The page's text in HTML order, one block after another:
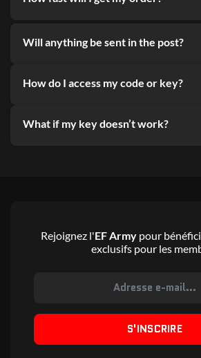
Will anything be sent in the post?
How do I access my code or key?
What if my key doesn’t work?
Rejoignez l'EF Armypour
exclusifs pour les
S'INSCRIRE